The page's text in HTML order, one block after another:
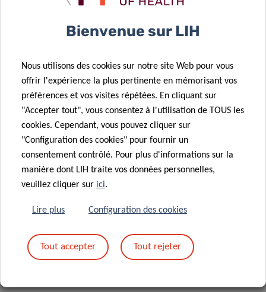
la maladie de Parkinson, à DISCOVERY pour le traitement
Pour rappel, le LCTR et ses équipes de support associées
sont ouverts à tous les hôpitaux, instituts de recherche et
translationnelle au Luxembourg, sous réserve de
l’approbation préalable par un comité de sélection
translationnel dédié, et du financement du projet.
dedicated to life
Bienvenue sur LIH
Nous utilisons des cookies sur notre site Web pour vous
offrir l'expérience la plus pertinente en mémorisant vos
préférences et vos visites répétées. En cliquant sur
"Accepter tout", vous consentez à l'utilisation de TOUS les
cookies. Cependant, vous pouvez cliquer sur
"Configuration des cookies" pour fournir un
consentement contrôlé. Pour plus d'informations sur la
manière dont LIH traite vos données personnelles,
veuillez cliquer sur ici.
Lire plus Configuration des cookies
Tout accepter Tout rejeter